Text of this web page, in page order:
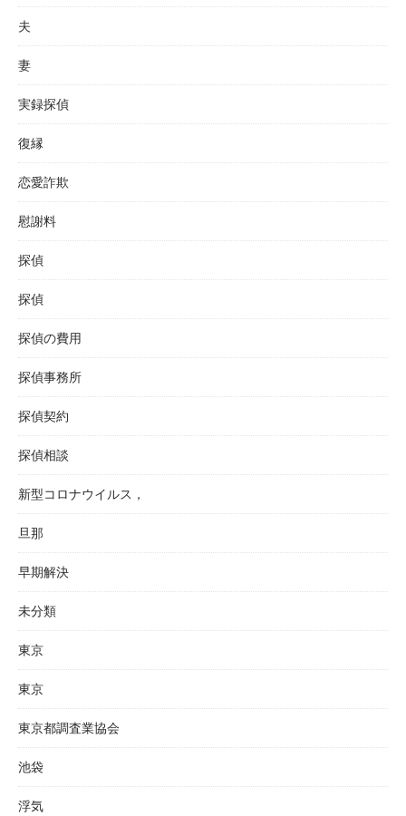
夫
妻
実録探偵
復縁
恋愛詐欺
慰謝料
探偵
探偵
探偵の費用
探偵事務所
探偵契約
探偵相談
新型コロナウイルス，
旦那
早期解決
未分類
東京
東京
東京都調査業協会
池袋
浮気